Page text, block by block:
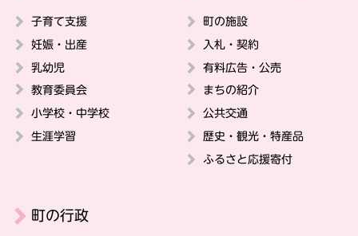
子育て支援
妊娠・出産
乳幼児
教育委員会
小学校・中学校
生涯学習
町の施設
入札・契約
有料広告・公売
まちの紹介
公共交通
歴史・観光・特産品
ふるさと応援寄付
町の行政